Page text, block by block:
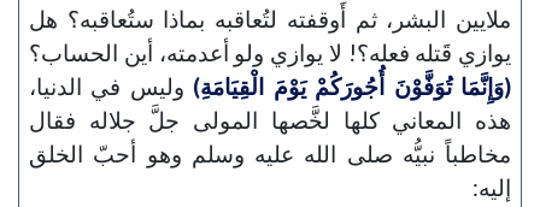
ملايين البشر، ثم أَوقفته لتُعاقبه بماذا ستُعاقبه؟ هل
يوازي قَتله فعله؟! لا يوازي ولو أعدمته، أين الحساب؟
(وَإِنَّمَا تُوَفَّوْنَ أُجُورَكُمْ يَوْمَ الْقِيَامَةِ) وليس في الدنيا،
هذه المعاني كلها لخَّصها المولى جلَّ جلاله فقال
مخاطباً نبيُّه صلى الله عليه وسلم وهو أحبّ الخلق
إليه: